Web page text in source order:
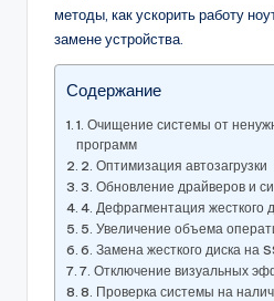
методы, как ускорить работу
замене устройства.
Содержание
1. Очищение системы от
программ
2. Оптимизация автозагрузки
3. Обновление драйверов и
4. Дефрагментация жесткого
5. Увеличение объема
6. Замена жесткого диска на
7. Отключение визуальных
8. Проверка системы на